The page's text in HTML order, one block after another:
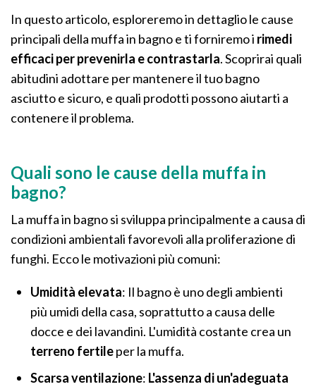
In questo articolo, esploreremo in dettaglio le cause
principali della muffa in bagno e ti forniremo i rimedi
efficaci per prevenirla e contrastarla. Scoprirai quali
abitudini adottare per mantenere il tuo bagno
asciutto e sicuro, e quali prodotti possono aiutarti a
contenere il problema.
Quali sono le cause della muffa in
bagno?
La muffa in bagno si sviluppa principalmente a causa di
condizioni ambientali favorevoli alla proliferazione di
funghi. Ecco le motivazioni più comuni:
Umidità elevata: Il bagno è uno degli ambienti
più umidi della casa, soprattutto a causa delle
docce e dei lavandini. L'umidità costante crea un
terreno fertileper la muffa.
Scarsa ventilazione: L'assenza di un'adeguata